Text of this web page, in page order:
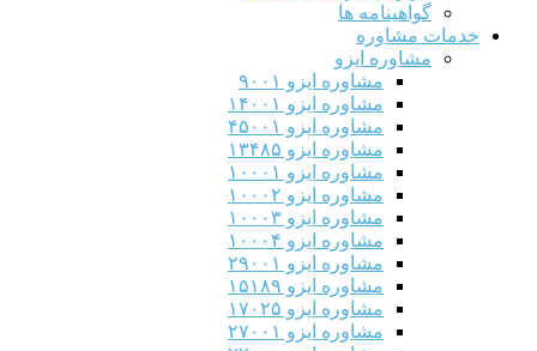
گواهینامه ها
خدمات مشاوره
مشاوره ایزو
مشاوره ایزو ۹۰۰۱
مشاوره ایزو ۱۴۰۰۱
مشاوره ایزو ۴۵۰۰۱
مشاوره ایزو ۱۳۴۸۵
مشاوره ایزو ۱۰۰۰۱
مشاوره ایزو ۱۰۰۰۲
مشاوره ایزو ۱۰۰۰۳
مشاوره ایزو ۱۰۰۰۴
مشاوره ایزو ۲۹۰۰۱
مشاوره ایزو ۱۵۱۸۹
مشاوره ایزو ۱۷۰۲۵
مشاوره ایزو ۲۷۰۰۱